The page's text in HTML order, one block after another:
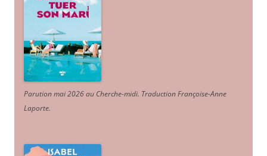
Parution mai 2026 au Cherche-midi. Traduction Françoise-Anne
Laporte.